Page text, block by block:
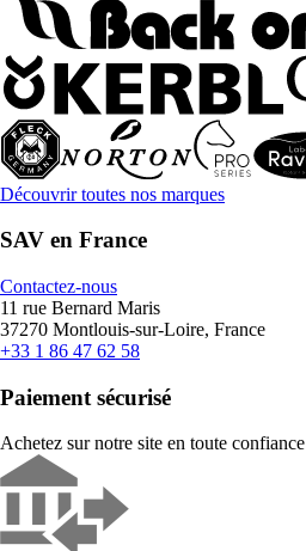
Découvrir toutes nos marques
SAV en France
Contactez-nous
11 rue Bernard Maris
37270 Montlouis-sur-Loire, France
+33 1 86 47 62 58
Paiement sécurisé
Achetez sur notre site en toute confiance